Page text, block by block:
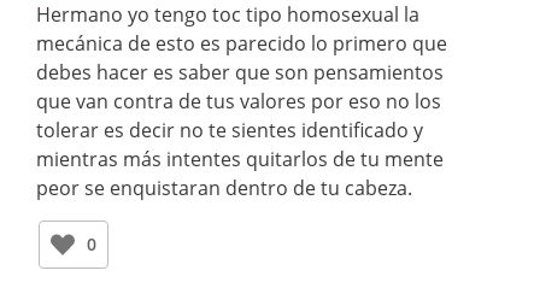
Hermano yo tengo toc tipo homosexual la
mecánica de esto es parecido lo primero que
debes hacer es saber que son pensamientos
que van contra de tus valores por eso no los
tolerar es decir no te sientes identificado y
mientras más intentes quitarlos de tu mente
peor se enquistaran dentro de tu cabeza.
0